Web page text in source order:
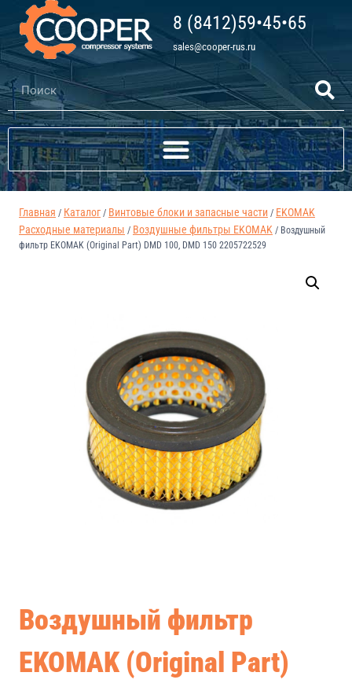
8 (8412)59•45•65
sales@cooper-rus.ru
Главная / Каталог / Винтовые блоки и запасные части / EKOMAK
Расходные материалы / Воздушные фильтры EKOMAK / Воздушный
фильтр EKOMAK (Original Part) DMD 100, DMD 150 2205722529
Воздушный фильтр
EKOMAK (Original Part)